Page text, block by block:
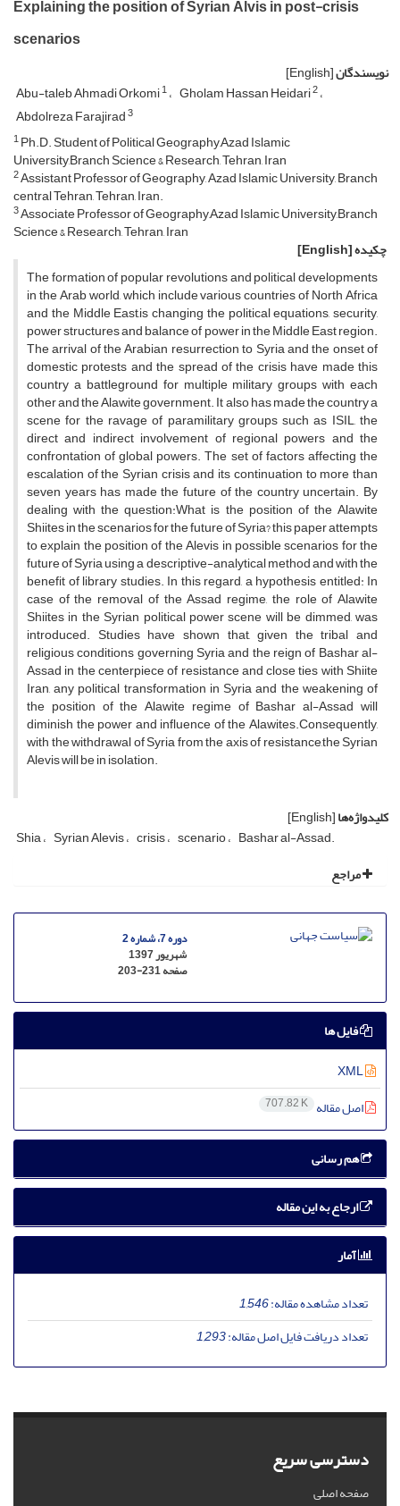
Explaining the position of Syrian Alvis in post-crisis
scenarios
نویسندگان[English]
Abu-taleb Ahmadi Orkomi1 Gholam Hassan Heidari2
Abdolreza Farajirad3
1Ph.D. Student of Political Geography,Azad Islamic
University,Branch Science & Research, Tehran, Iran‎
2Assistant Professor of Geography, Azad Islamic University, Branch
central Tehran, Tehran, Iran.
3Associate Professor of Geography,Azad Islamic University,Branch
Science & Research, Tehran, Iran‎
چکیده[English]
The formation of popular revolutions and political developments
in the Arab world, which include various countries of North Africa
and the Middle East,is changing the political equations, security,
power structures and balance of power in the Middle East region.
The arrival of the Arabian resurrection to Syria and the onset of
domestic protests and the spread of the crisis have made this
country a battleground for multiple military groups with each
other and the Alawite government. It also has made the country a
scene for the ravage of paramilitary groups such as ISIL, the
direct and indirect involvement of regional powers and the
confrontation of global powers. The set of factors affecting the
escalation of the Syrian crisis and its continuation to more than
seven years has made the future of the country uncertain. By
dealing with the question:What is the position of the Alawite
Shiites in the scenarios for the future of Syria? this paper attempts
to explain the position of the Alevis in possible scenarios for the
future of Syria using a descriptive-analytical method and with the
benefit of library studies. In this regard, a hypothesis entitled: In
case of the removal of the Assad regime, the role of Alawite
Shiites in the Syrian political power scene will be dimmed, was
introduced. Studies have shown that, given the tribal and
religious conditions governing Syria and the reign of Bashar al-
Assad in the centerpiece of resistance and close ties with Shiite
Iran, any political transformation in Syria and the weakening of
the position of the Alawite regime of Bashar al-Assad will
diminish the power and influence of the Alawites.Consequently,
with the withdrawal of Syria from the axis of resistance,the Syrian
Alevis will be in isolation.
کلیدواژه‌ها[English]
Shia Syrian Alevis crisis scenario Bashar al-Assad.‎
مراجع
دوره 7، شماره 2
شهریور 1397
صفحه203-231
فایل ها
اصل مقاله 707.82 K
هم رسانی
ارجاع به این مقاله
آمار
تعداد مشاهده مقاله:1,546
تعداد دریافت فایل اصل مقاله:1,293
دسترسی سریع
صفحه اصلی